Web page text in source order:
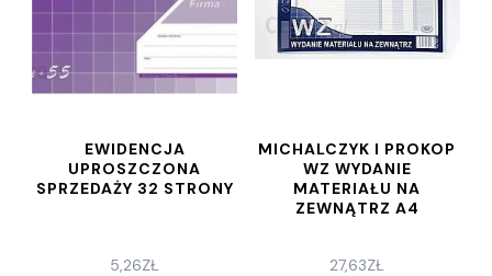
EWIDENCJA
UPROSZCZONA
SPRZEDAŻY 32 STRONY
5,26ZŁ
MICHALCZYK I PROKOP
WZ WYDANIE
MATERIAŁU NA
ZEWNĄTRZ A4
27,63ZŁ